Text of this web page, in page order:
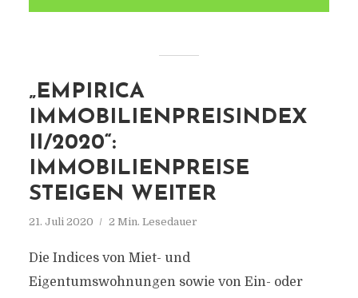
„EMPIRICA
IMMOBILIENPREISINDEX
II/2020“:
IMMOBILIENPREISE
STEIGEN WEITER
21. Juli 2020 2 Min. Lesedauer
Die Indices von Miet- und
Eigentumswohnungen sowie von Ein- oder